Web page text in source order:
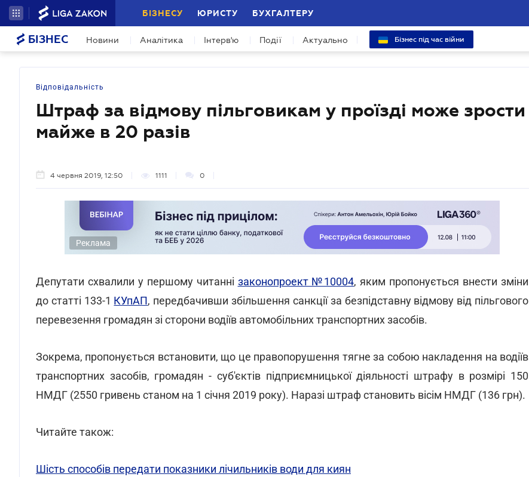
БІЗНЕСУ ЮРИСТУ БУХГАЛТЕРУ
БІЗНЕС Новини Аналітика Інтерв'ю Події Актуально Бізнес під час війни
Відповідальність
Штраф за відмову пільговикам у проїзді може зрости
майже в 20 разів
4 червня 2019, 12:50 1111 0
Реклама
Депутати схвалили у першому читанні законопроект №10004, яким пропонується внести зміни
до статті 133-1 КУпАП, передбачивши збільшення санкції за безпідставну відмову від пільгового
перевезення громадян зі сторони водіїв автомобільних транспортних засобів.
Зокрема, пропонується встановити, що це правопорушення тягне за собою накладення на водіїв
транспортних засобів, громадян - суб'єктів підприємницької діяльності штрафу в розмірі 150
НМДГ (2550 гривень станом на 1 січня 2019 року). Наразі штраф становить вісім НМДГ (136 грн).
Читайте також:
Шість способів передати показники лічильників води для киян